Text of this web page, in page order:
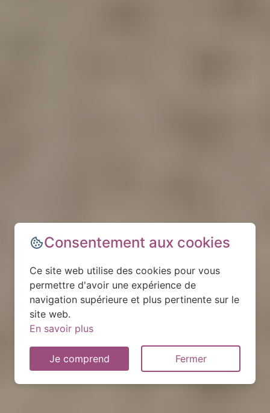
Consentement aux cookies
Ce site web utilise des cookies pour vous
permettre d'avoir une expérience de
navigation supérieure et plus pertinente sur le
site web.
En savoir plus
Je comprend Fermer